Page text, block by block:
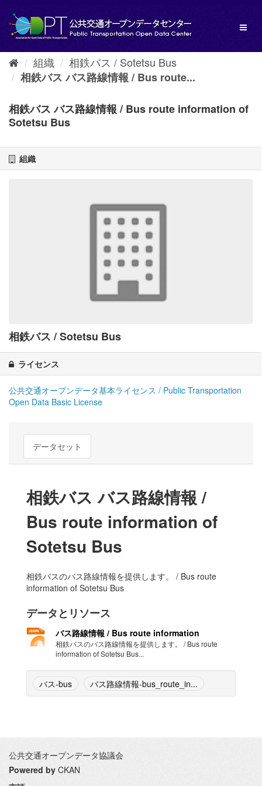
し
組織
相鉄バス / Sotetsu Bus
相鉄バス バス路線情報 / Bus route...
相鉄バス バス路線情報 / Bus route information of
Sotetsu Bus
組織
相鉄バス / Sotetsu Bus
ライセンス
公共交通オープンデータ基本ライセンス / Public Transportation
Open Data Basic License
データセット
相鉄バス バス路線情報 /
Bus route information of
Sotetsu Bus
相鉄バスのバス路線情報を提供します。 / Bus route
information of Sotetsu Bus
データとリソース
バス路線情報 / Bus route information
相鉄バスのバス路線情報を提供します。 / Bus route
information of Sotetsu Bus...
バス-bus バス路線情報-bus_route_in...
公共交通オープンデータ協議会
Powered by CKAN